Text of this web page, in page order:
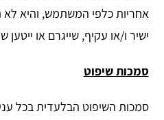
אחריות כלפי המשתמש, והיא
ישיר ו/או עקיף, שייגרם או
סמכות שיפוט
סמכות השיפוט הבלעדית בכל